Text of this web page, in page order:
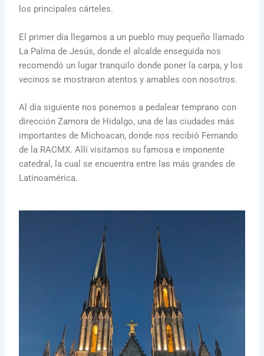
los principales cárteles.
El primer día llegamos a un pueblo muy pequeño llamado
La Palma de Jesús, donde el alcalde enseguida nos
recomendó un lugar tranquilo donde poner la carpa, y los
vecinos se mostraron atentos y amables con nosotros.
Al día siguiente nos ponemos a pedalear temprano con
dirección Zamora de Hidalgo, una de las ciudades más
importantes de Michoacan, donde nos recibió Fernando
de la RACMX. Allí visitamos su famosa e imponente
catedral, la cual se encuentra entre las más grandes de
Latinoamérica.